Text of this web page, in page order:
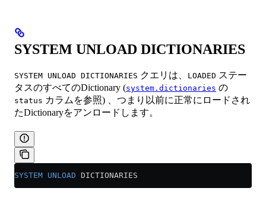
SYSTEM UNLOAD DICTIONARIES
SYSTEM UNLOAD DICTIONARIES クエリは、 LOADED ステー
タスのすべてのDictionary (system.dictionaries の
status カラムを参照) 、つまり以前に正常にロードされ
たDictionaryをアンロードします。
SYSTEM UNLOAD DICTIONARIES